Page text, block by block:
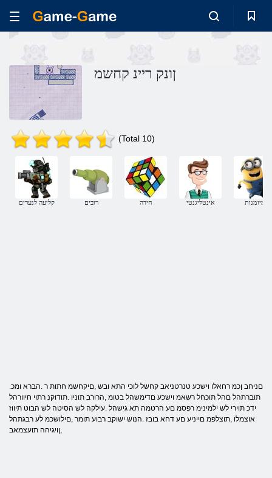
ןונק ריינ קחשמ
(Total 10)
קליעה לנערים רובים חידה אינטליגנטי מיומנות
.םניחב ןכמ רחאלו וישכע טנרטניאב קחשל לוכי התא ובש ,םיקחשמ חתות ר .הברא ומכ
תוברתהל םהל תוכחל רשאמ וישכע םדימשהל בטומ ,הרורב תוניו .תודוקנ רתוי חיוורהל
ידכ תוירי לש ילמינימ רפסמ םע הרטמה תא גישהל .עילקה לש הסיטה לש הבוט תיווז
אוצמלו ,תוצלפמ םייניע םע דחא בובז .הנוש ישוקב רבוע תומר ,םילושכמ לע רבגתהל
,ןויגיהה תועצמאב